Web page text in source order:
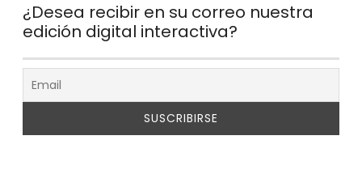
¿Desea recibir en su correo nuestra
edición digital interactiva?